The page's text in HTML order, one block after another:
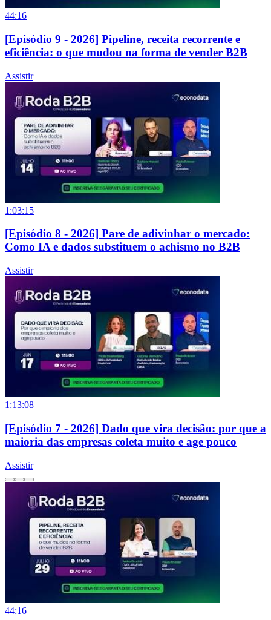
44:16
[Episódio 9 - 2026] Pipeline, receita recorrente e
eficiência: o que mudou na forma de vender B2B
Assistir
1:03:15
[Episódio 8 - 2026] Pare de adivinhar o mercado:
Como IA e dados substituem o achismo no B2B
Assistir
1:13:08
[Episódio 7 - 2026] Dado que vira decisão: por que a
maioria das empresas coleta muito e age pouco
Assistir
44:16